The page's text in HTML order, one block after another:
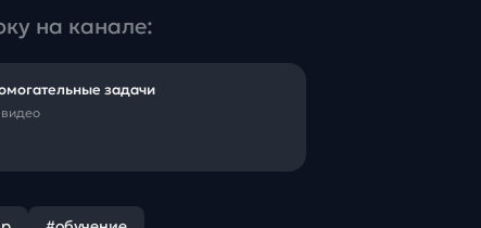
на канале:
задачи